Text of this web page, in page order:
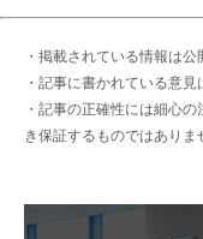
・掲載されている情報は
・記事に書かれている意
・記事の正確性には細心
き保証するものではありま